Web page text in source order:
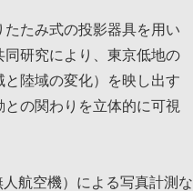
たみ式の投影器具を用い
研究により、東京低地の
陸域の変化）を映し出す
の関わりを立体的に可視
航空機）による写真計測な